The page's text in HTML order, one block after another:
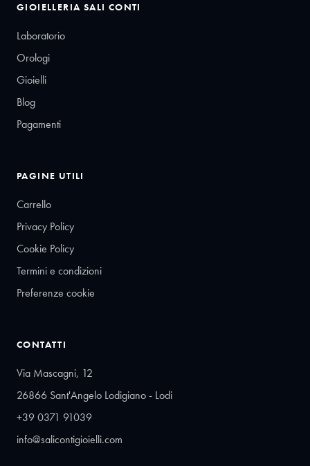
GIOIELLERIA SALI CONTI
Laboratorio
Orologi
Gioielli
Blog
Pagamenti
PAGINE UTILI
Carrello
Privacy Policy
Cookie Policy
Termini e condizioni
Preferenze cookie
CONTATTI
Via Mascagni, 12
26866 Sant'Angelo Lodigiano - Lodi
+39 0371 91039
info@salicontigioielli.com